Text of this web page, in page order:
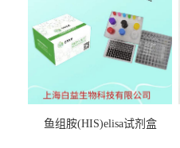
鱼组胺(HIS)elisa试剂盒